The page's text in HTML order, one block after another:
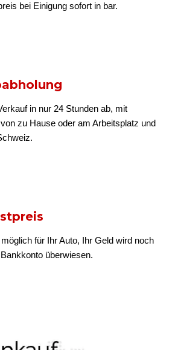
bei Einigung sofort in bar.
in nur 24 Stunden ab, mit
zu Hause oder am Arbeitsplatz und
für Ihr Auto, Ihr Geld wird noch
überwiesen.